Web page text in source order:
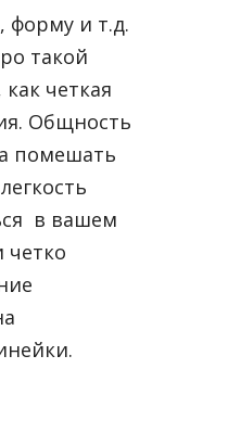
форму и т.д.
такой
четкая
Общность
помешать
в вашем
четко